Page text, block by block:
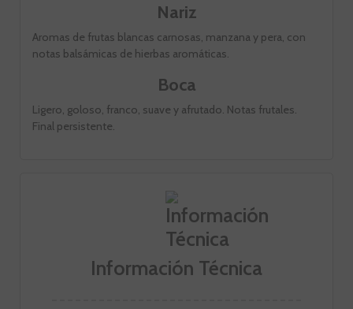
Nariz
Aromas de frutas blancas carnosas, manzana y pera, con
notas balsámicas de hierbas aromáticas.
Boca
Ligero, goloso, franco, suave y afrutado. Notas frutales.
Final persistente.
Información Técnica